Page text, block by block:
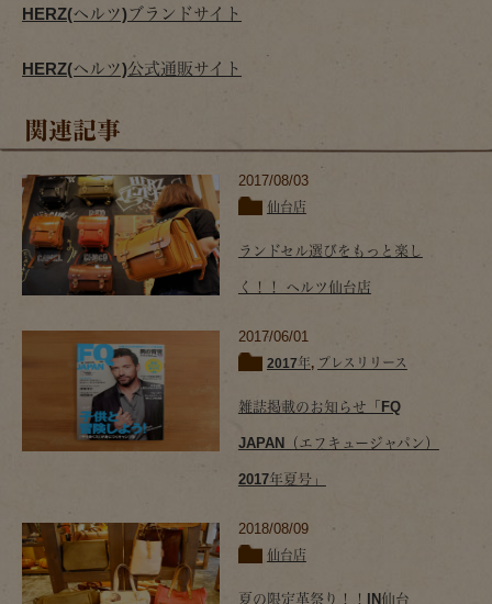
HERZ(ヘルツ)ブランドサイト
HERZ(ヘルツ)公式通販サイト
関連記事
2017/08/03
仙台店
ランドセル選びをもっと楽し
く！！ ヘルツ仙台店
2017/06/01
2017年, プレスリリース
雑誌掲載のお知らせ「FQ
JAPAN（エフキュージャパン）
2017年夏号」
2018/08/09
仙台店
夏の限定革祭り！！IN仙台